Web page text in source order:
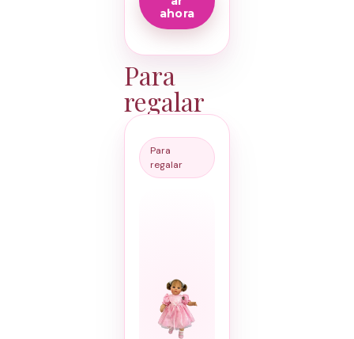
ahora
Para
regalar
Para
regalar